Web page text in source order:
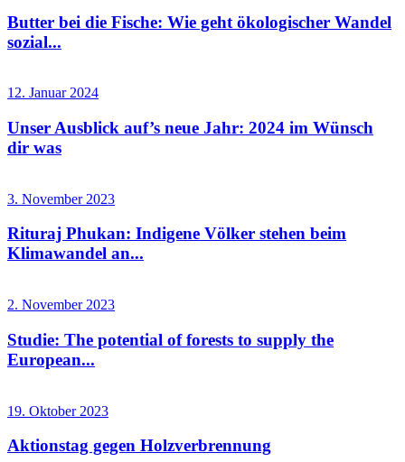
Butter bei die Fische: Wie geht ökologischer Wandel
sozial...
12. Januar 2024
Unser Ausblick auf’s neue Jahr: 2024 im Wünsch
dir was
3. November 2023
Rituraj Phukan: Indigene Völker stehen beim
Klimawandel an...
2. November 2023
Studie: The potential of forests to supply the
European...
19. Oktober 2023
Aktionstag gegen Holzverbrennung